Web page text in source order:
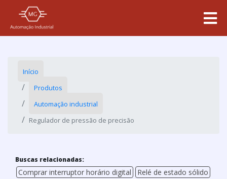
Início
Produtos
Automação industrial
Regulador de pressão de precisão
Buscas relacionadas:
Comprar interruptor horário digital
Relé de estado sólido